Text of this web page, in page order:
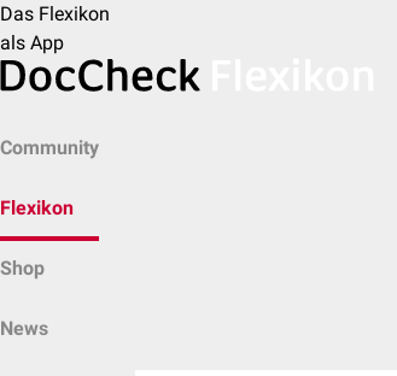
Das Flexikon
als App
Community
Flexikon
Shop
News